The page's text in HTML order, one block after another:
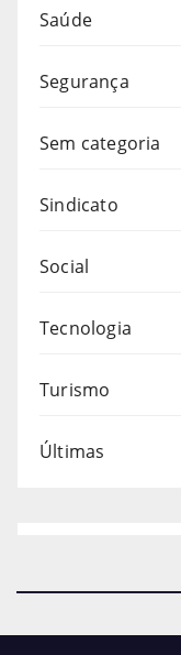
Saúde
Segurança
Sem categoria
Sindicato
Social
Tecnologia
Turismo
Últimas